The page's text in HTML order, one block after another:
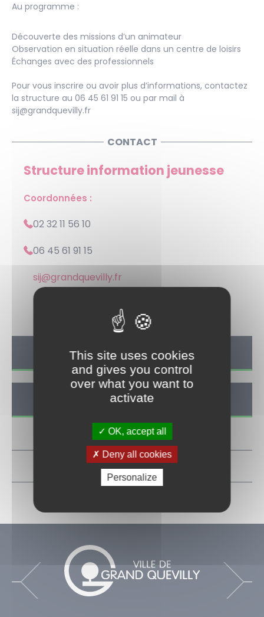
Au programme :
Découverte des missions d’un animateur
Observation en situation réelle dans un centre de loisirs
Échanges avec des professionnels
Pour vous inscrire ou avoir plus d’informations, contactez
la structure au 06 45 61 91 15 ou par mail à
sij@grandquevilly.fr
CONTACT
Structure information jeunesse
Coordonnées :
02 32 11 56 10
06 45 61 91 15
sij@grandquevilly.fr
TOUTES LES ACTUS
TOUS LES ÉVÉNEMENTS
ACTUALITÉ
This site uses cookies
and gives you control
over what you want to
activate
OK, accept all
Deny all cookies
Personalize